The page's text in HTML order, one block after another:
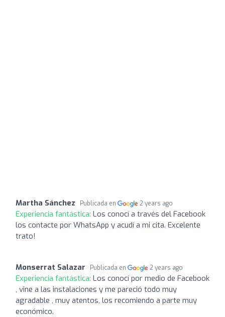
Martha Sánchez Publicada en 2 years ago
Experiencia fantástica: Los conocí a través del Facebook
los contacte por WhatsApp y acudí a mi cita. Excelente
trato!
Monserrat Salazar Publicada en 2 years ago
Experiencia fantástica: Los conocí por medio de Facebook
, vine a las instalaciones y me pareció todo muy
agradable , muy atentos, los recomiendo a parte muy
económico.